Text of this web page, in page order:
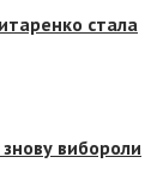
стала
вибороли